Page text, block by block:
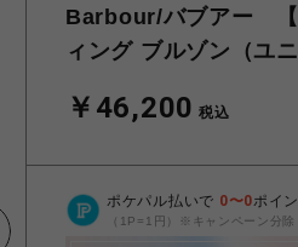
Barbour/バブアー 【
ィング ブルゾン（ユ
￥46,200 税込
ポケパル払いで 0〜0ポイ
（1P=1円）※キャンペーン分除